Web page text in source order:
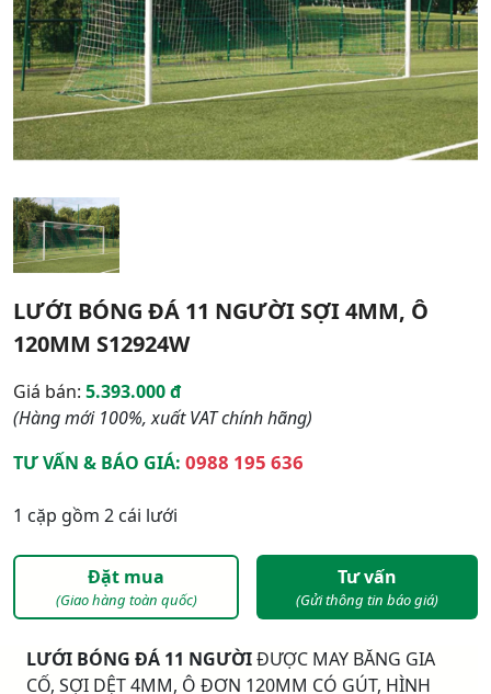
LƯỚI BÓNG ĐÁ 11 NGƯỜI SỢI 4MM, Ô
120MM S12924W
Giá bán: 5.393.000 đ
(Hàng mới 100%, xuất VAT chính hãng)
TƯ VẤN & BÁO GIÁ: 0988 195 636
1 cặp gồm 2 cái lưới
Đặt mua
(Giao hàng toàn quốc)
Tư vấn
(Gửi thông tin báo giá)
LƯỚI BÓNG ĐÁ 11 NGƯỜIĐƯỢC MAY BĂNG GIA
CỐ, SỢI DỆT 4MM, Ô ĐƠN 120MM CÓ GÚT, HÌNH